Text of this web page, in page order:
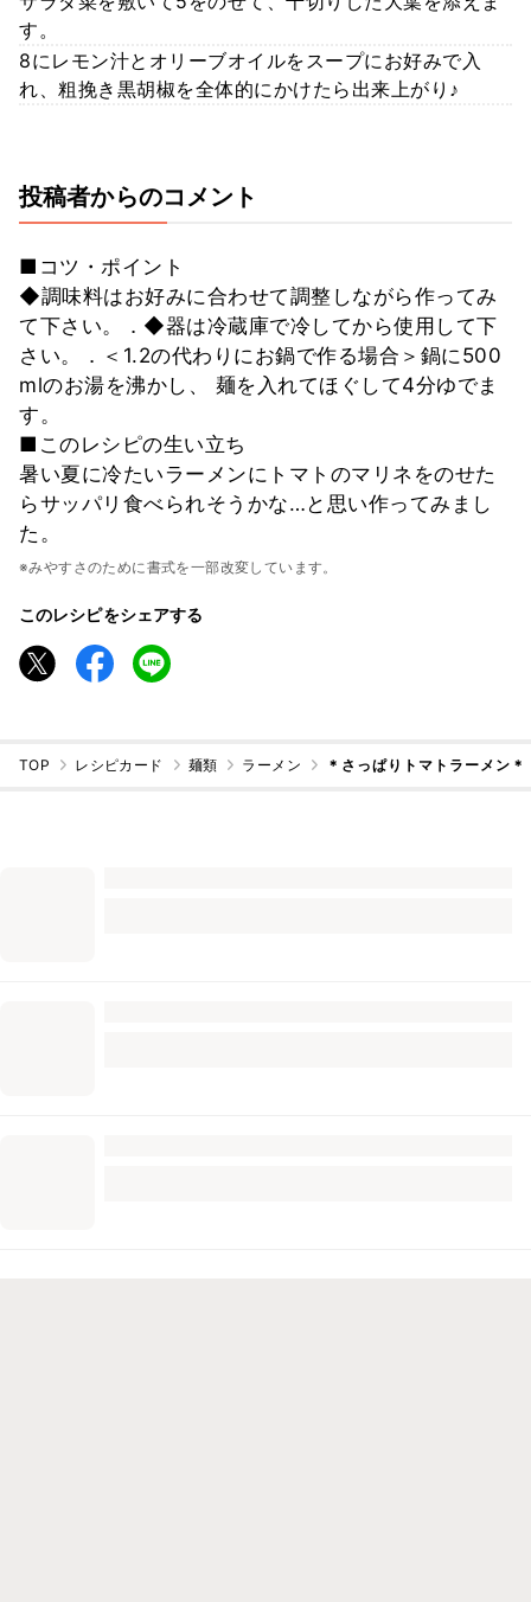
す。
8にレモン汁とオリーブオイルをスープにお好みで入
れ、粗挽き黒胡椒を全体的にかけたら出来上がり♪
投稿者からのコメント
■コツ・ポイント
◆調味料はお好みに合わせて調整しながら作ってみ
て下さい。．◆器は冷蔵庫で冷してから使用して下
さい。．＜1.2の代わりにお鍋で作る場合＞鍋に500
mlのお湯を沸かし、 麺を入れてほぐして4分ゆでま
す。
■このレシピの生い立ち
暑い夏に冷たいラーメンにトマトのマリネをのせた
らサッパリ食べられそうかな…と思い作ってみまし
た。
※みやすさのために書式を一部改変しています。
このレシピをシェアする
TOP レシピカード 麺類 ラーメン ＊さっぱりトマトラーメン＊